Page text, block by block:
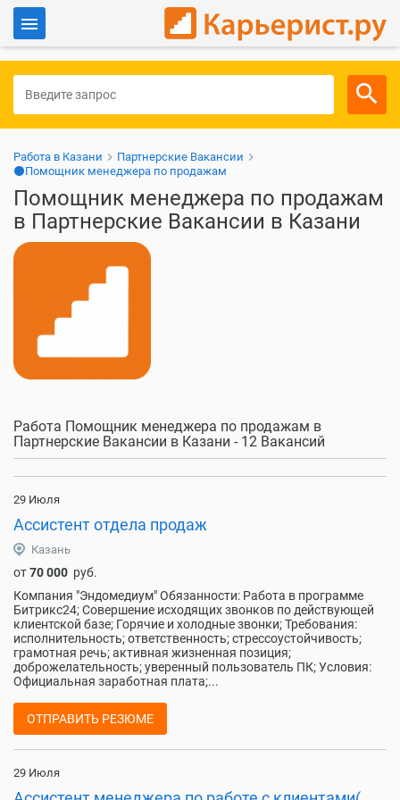
Для работодателей
Работа в Казани
Партнерские Вакансии
⚫Помощник менеджера по продажам
Помощник менеджера по продажам
в Партнерские Вакансии в Казани
Работа Помощник менеджера по продажам в
Партнерские Вакансии в Казани - 12 Вакансий
29 Июля
Ассистент отдела продаж
Казань
от70 000 руб.
Компания "Эндомедиум" Обязанности: Работа в программе
Битрикс24; Совершение исходящих звонков по действующей
клиентской базе; Горячие и холодные звонки; Требования:
исполнительность; ответственность; стрессоустойчивость;
грамотная речь; активная жизненная позиция;
доброжелательность; уверенный пользователь ПК; Условия:
Официальная заработная плата;...
ОТПРАВИТЬ РЕЗЮМЕ
29 Июля